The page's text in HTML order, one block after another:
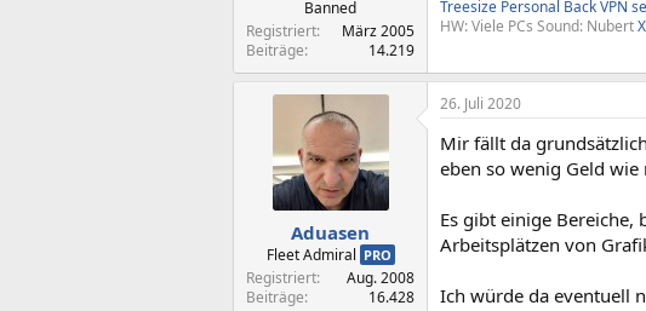
Banned
Registriert
März 2005
Beiträge
14.219
Treesize Personal BackVPN
HW: Viele PCs Sound: Nubert
Aduasen
Fleet Admiral PRO
Registriert
Aug. 2008
Beiträge
16.428
26. Juli 2020
Mir fällt da
eben so wenig Geld
Es gibt einige Bereiche,
Arbeitsplätzen von
Ich würde da eventuell